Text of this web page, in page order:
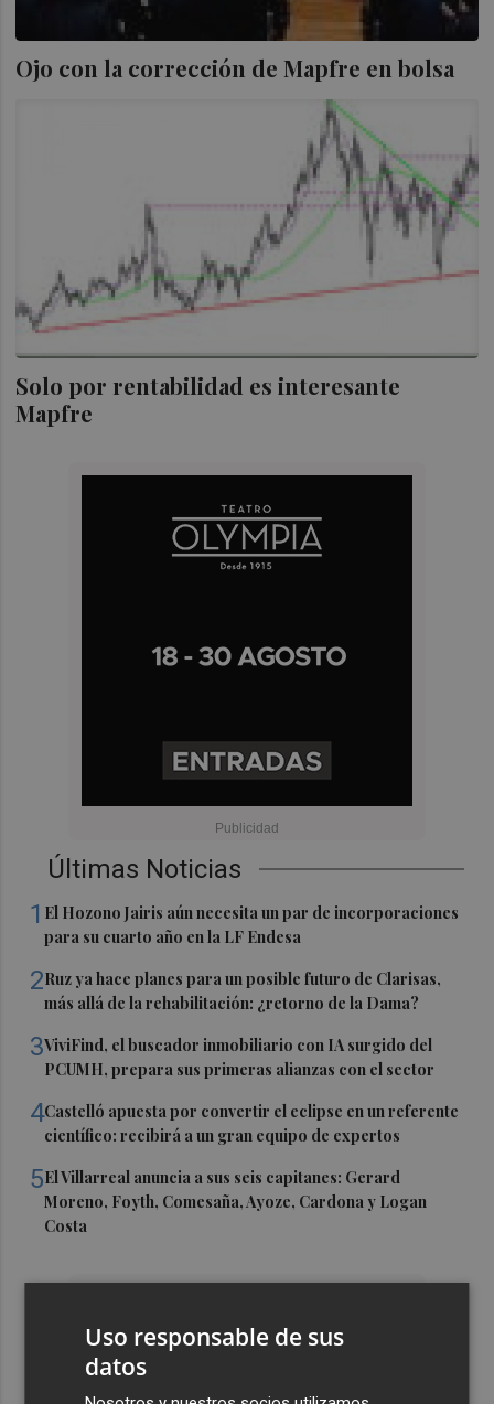
Ojo con la corrección de Mapfre en bolsa
Solo por rentabilidad es interesante
Mapfre
Últimas Noticias
1 El Hozono Jairis aún necesita un par de incorporaciones
para su cuarto año en la LF Endesa
2Ruz ya hace planes para un posible futuro de Clarisas,
más allá de la rehabilitación: ¿retorno de la Dama?
3ViviFind, el buscador inmobiliario con IA surgido del
PCUMH, prepara sus primeras alianzas con el sector
4Castelló apuesta por convertir el eclipse en un referente
científico: recibirá a un gran equipo de expertos
5El Villarreal anuncia a sus seis capitanes: Gerard
Moreno, Foyth, Comesaña, Ayoze, Cardona y Logan
Costa
Uso responsable de sus
datos